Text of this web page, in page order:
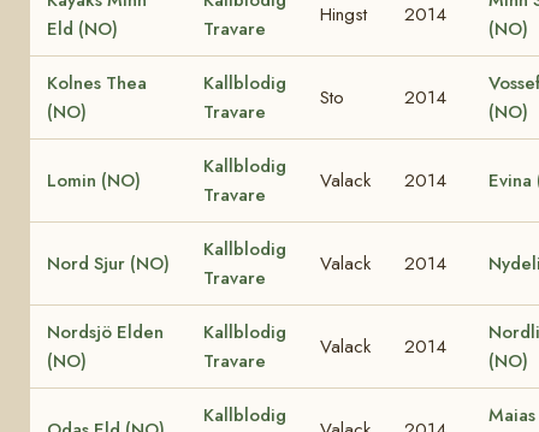
Eld (NO)
Travare
Hingst 2014
(NO)
Kolnes Thea
(NO)
Kallblodig
Travare
Sto 2014
(NO)
Lomin (NO)
Kallblodig
Travare
Valack 2014 Evina
Nord Sjur (NO)
Kallblodig
Travare
Valack 2014
Nordsjö Elden
(NO)
Kallblodig
Travare
Valack 2014
(NO)
Kallblodig